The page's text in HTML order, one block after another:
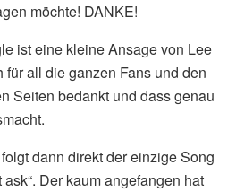
möchte! DANKE!
ist eine kleine Ansage von Lee
all die ganzen Fans und den
Seiten bedankt und dass genau
dann direkt der einzige Song
ask“. Der kaum angefangen hat